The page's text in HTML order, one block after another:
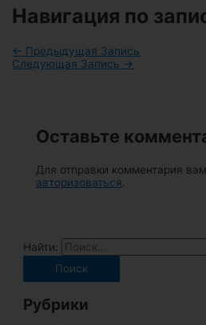
Навигация по
← Предыдущая Запись
Следующая Запись →
Оставьте
Для отправки комментария
авторизоваться.
Найти:
Рубрики